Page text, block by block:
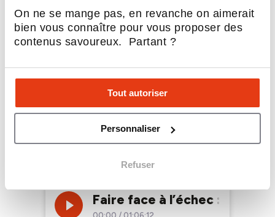
On ne se mange pas, en revanche on aimerait
bien vous connaître pour vous proposer des
contenus savoureux. Partant ?
Tout autoriser
Personnaliser
Refuser